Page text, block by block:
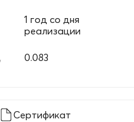
1 год со дня
реализации
0.083
Сертификат